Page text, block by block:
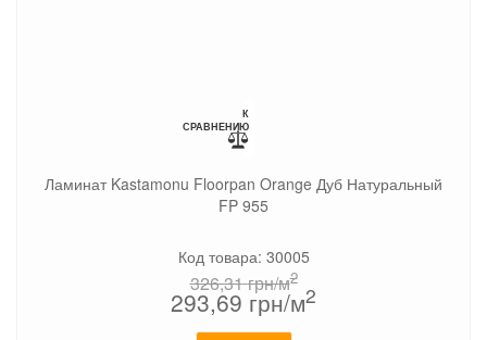
К
СРАВНЕНИЮ
Ламинат Kastamonu Floorpan Orange Дуб Натуральный
FP 955
Код товара: 30005
326,31грн/м2
293,69 грн/м2